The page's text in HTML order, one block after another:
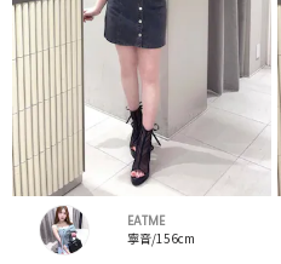
EATME
寧音/156cm